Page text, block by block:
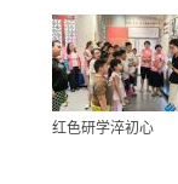
红色研学淬初心